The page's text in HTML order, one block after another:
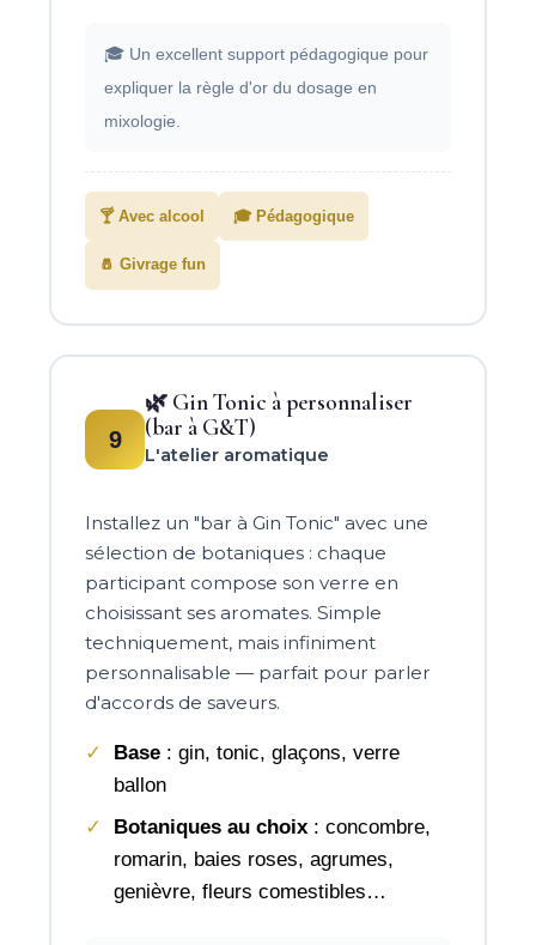
🎓 Un excellent support pédagogique pour
expliquer la règle d'or du dosage en
mixologie.
🍸 Avec alcool 🎓 Pédagogique
🧂 Givrage fun
9
🌿 Gin Tonic à personnaliser
(bar à G&T)
L'atelier aromatique
Installez un "bar à Gin Tonic" avec une
sélection de botaniques : chaque
participant compose son verre en
choisissant ses aromates. Simple
techniquement, mais infiniment
personnalisable — parfait pour parler
d'accords de saveurs.
Base : gin, tonic, glaçons, verre
ballon
Botaniques au choix : concombre,
romarin, baies roses, agrumes,
genièvre, fleurs comestibles…